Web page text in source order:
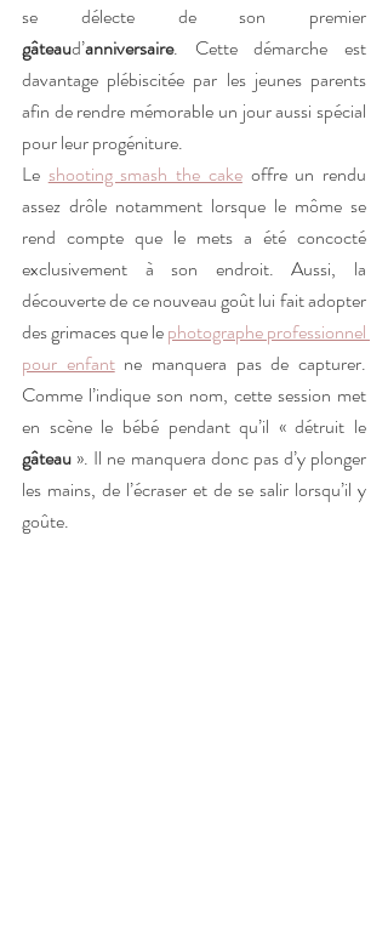
gâteaud’anniversaire. Cette démarche est
davantage plébiscitée par les jeunes parents
afin de rendre mémorable un jour aussi spécial
pour leur progéniture.
Le shooting smash the cake offre un rendu
assez drôle notamment lorsque le môme se
rend compte que le mets a été concocté
exclusivement à son endroit. Aussi, la
découverte de ce nouveau goût lui fait adopter
des grimaces que le photographe professionnel
pour enfant ne manquera pas de capturer.
Comme l’indique son nom, cette session met
gâteau ». Il ne manquera donc pas d’y plonger
les mains, de l’écraser et de se salir lorsqu’il y
goûte.